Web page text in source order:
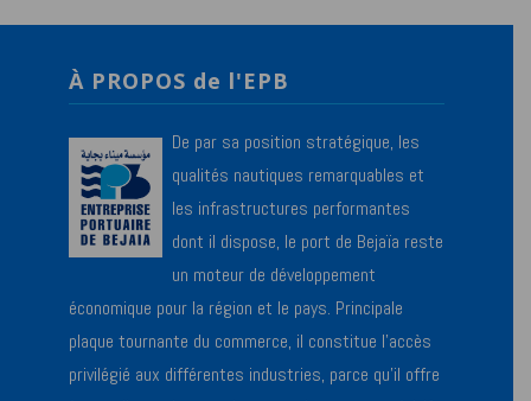
À PROPOS de l'EPB
De par sa position stratégique, les
qualités nautiques remarquables et
les infrastructures performantes
dont il dispose, le port de Bejaïa reste
un moteur de développement
économique pour la région et le pays. Principale
plaque tournante du commerce, il constitue l’accès
privilégié aux différentes industries, parce qu’il offre